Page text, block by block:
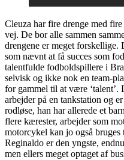
Cleuza har fire drenge med
vej. De bor alle sammen
drengene er meget
som nævnt at få succes som
talentfulde fodboldspillere i
selvisk og ikke nok en team-
for gammel til at være ‘talent’.
arbejder på en tankstation og
rodløse, han har allerede et
flere kærester, arbejder som
motorcykel kan jo også
Reginaldo er den yngste,
men ellers meget optaget af